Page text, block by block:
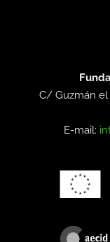
C/ Guzmán
E-mail: